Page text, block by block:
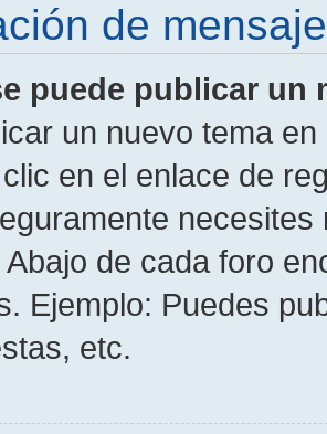
de
puede publicar un
un nuevo tema
en el enlace de
Abajo de cada foro
Ejemplo: Puedes
etc.